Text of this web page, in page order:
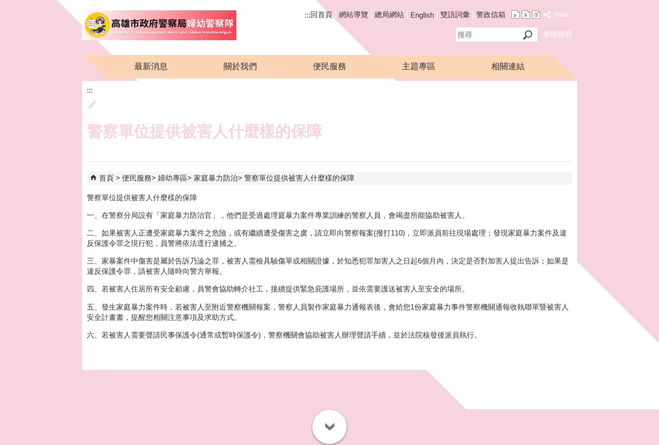
:::回首頁 網站導覽 總局網站 English 雙語詞彙 警政信箱
搜
尋
進階搜尋
最新消息 關於我們 便民服務 主題專區 相關連結
:::
警察單位提供被害人什麼樣的保障
首頁 便民服務 婦幼專區 家庭暴力防治 警察單位提供被害人什麼樣的保障
警察單位提供被害人什麼樣的保障
一、在警察分局設有「家庭暴力防治官」，他們是受過處理庭暴力案件專業訓練的警察人員，會竭盡所能協助被害人。
二、如果被害人正遭受家庭暴力案件之危險，或有繼續遭受傷害之虞，請立即向警察報案(撥打110)，立即派員前往現場處理；發現家庭暴力案件及違
反保護令罪之現行犯，員警將依法逕行逮捕之。
三、家暴案件中傷害是屬於告訴乃論之罪，被害人需檢具驗傷單或相關證據，於知悉犯罪加害人之日起6個月內，決定是否對加害人提出告訴；如果是
違反保護令罪，請被害人隨時向警方舉報。
四、若被害人住居所有安全顧慮，員警會協助轉介社工，接續提供緊急庇護場所，並依需要護送被害人至安全的場所。
五、發生家庭暴力案件時，若被害人至附近警察機關報案，警察人員製作家庭暴力通報表後，會給您1份家庭暴力事件警察機關通報收執聯單暨被害人
安全計畫書，提醒您相關注意事項及求助方式。
六、若被害人需要聲請民事保護令(通常或暫時保護令)，警察機關會協助被害人辦理聲請手續，並於法院核發後派員執行。